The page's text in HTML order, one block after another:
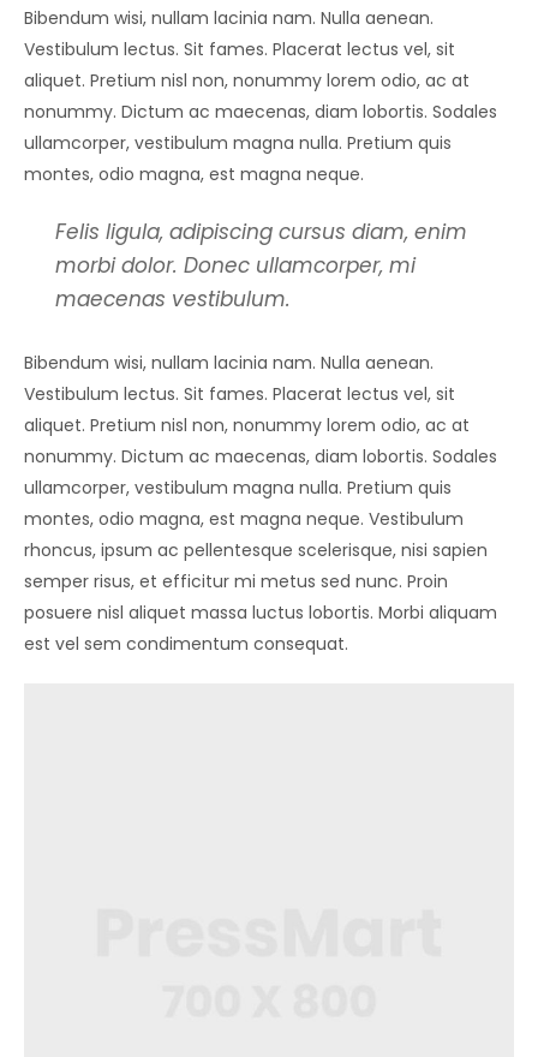
Bibendum wisi, nullam lacinia nam. Nulla aenean.
Vestibulum lectus. Sit fames. Placerat lectus vel, sit
aliquet. Pretium nisl non, nonummy lorem odio, ac at
nonummy. Dictum ac maecenas, diam lobortis. Sodales
ullamcorper, vestibulum magna nulla. Pretium quis
montes, odio magna, est magna neque.
Felis ligula, adipiscing cursus diam, enim
morbi dolor. Donec ullamcorper, mi
maecenas vestibulum.
Bibendum wisi, nullam lacinia nam. Nulla aenean.
Vestibulum lectus. Sit fames. Placerat lectus vel, sit
aliquet. Pretium nisl non, nonummy lorem odio, ac at
nonummy. Dictum ac maecenas, diam lobortis. Sodales
ullamcorper, vestibulum magna nulla. Pretium quis
montes, odio magna, est magna neque. Vestibulum
rhoncus, ipsum ac pellentesque scelerisque, nisi sapien
semper risus, et efficitur mi metus sed nunc. Proin
posuere nisl aliquet massa luctus lobortis. Morbi aliquam
est vel sem condimentum consequat.